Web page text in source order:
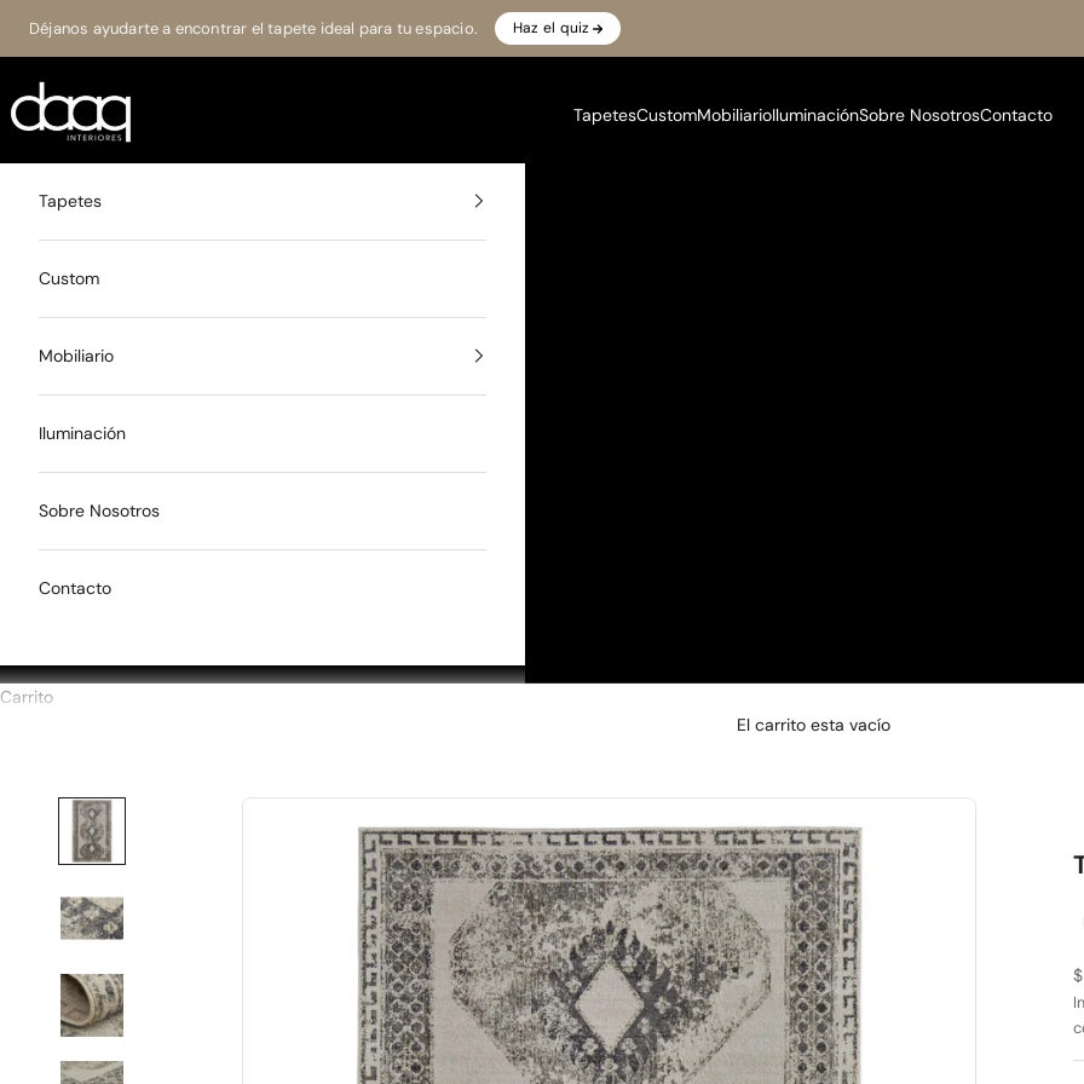
Déjanos ayudarte a encontrar el tapete ideal para tu espacio. Haz el quiz
Daaq Interiores
TapetesCustomMobiliarioIluminaciónSobre NosotrosContacto
Tapetes
Custom
Mobiliario
Iluminación
Sobre Nosotros
Contacto
Carrito
El carrito esta vacío
5